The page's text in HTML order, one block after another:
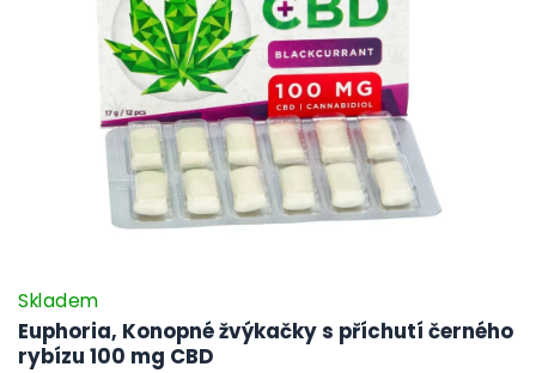
Euphoria, Konopné žvýkačky s příchutí černého
rybízu 100 mg CBD
Skladem